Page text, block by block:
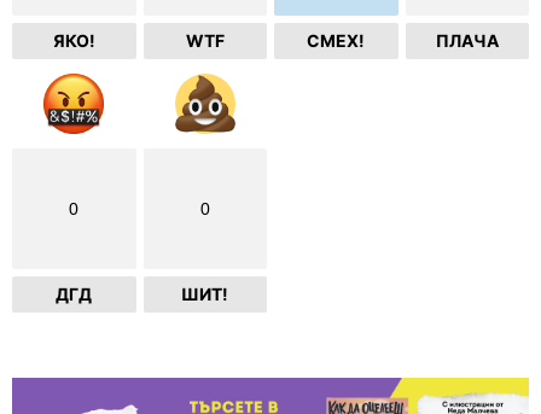
ЯКО! WTF СМЕХ! ПЛАЧА
0
ДГД
0
ШИТ!